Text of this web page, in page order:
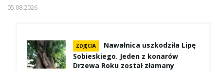
05.08.2026
ZDJĘCIA
Nawałnica uszkodziła Lipę
Sobieskiego. Jeden z konarów
Drzewa Roku został złamany